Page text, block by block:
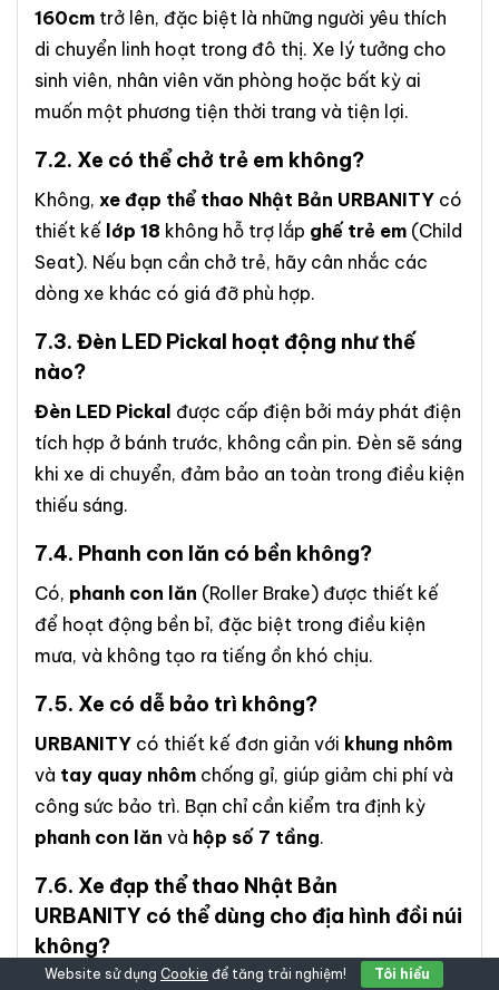
160cm trở lên, đặc biệt là những người yêu thích
di chuyển linh hoạt trong đô thị. Xe lý tưởng cho
sinh viên, nhân viên văn phòng hoặc bất kỳ ai
muốn một phương tiện thời trang và tiện lợi.
7.2. Xe có thể chở trẻ em không?
Không, xe đạp thể thao Nhật Bản URBANITY có
thiết kế lớp 18 không hỗ trợ lắp ghế trẻ em (Child
Seat). Nếu bạn cần chở trẻ, hãy cân nhắc các
dòng xe khác có giá đỡ phù hợp.
7.3. Đèn LED Pickal hoạt động như thế
nào?
Đèn LED Pickal được cấp điện bởi máy phát điện
tích hợp ở bánh trước, không cần pin. Đèn sẽ sáng
khi xe di chuyển, đảm bảo an toàn trong điều kiện
thiếu sáng.
7.4. Phanh con lăn có bền không?
Có, phanh con lăn (Roller Brake) được thiết kế
để hoạt động bền bỉ, đặc biệt trong điều kiện
mưa, và không tạo ra tiếng ồn khó chịu.
7.5. Xe có dễ bảo trì không?
URBANITY có thiết kế đơn giản với khung nhôm
và tay quay nhôm chống gỉ, giúp giảm chi phí và
công sức bảo trì. Bạn chỉ cần kiểm tra định kỳ
phanh con lăn và hộp số 7 tầng.
7.6. Xe đạp thể thao Nhật Bản
URBANITY có thể dùng cho địa hình đồi núi
không?
Website sử dụng Cookie để tăng trải nghiệm! Tôi hiểu